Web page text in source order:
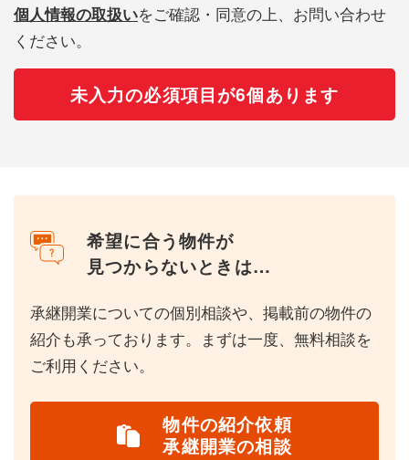
個人情報の取扱いをご確認・同意の上、お問い合わせ
ください。
未入力の必須項目が6個あります
希望に合う物件が
見つからないときは…
承継開業についての個別相談や、掲載前の物件の
紹介も承っております。まずは一度、無料相談を
ご利用ください。
物件の紹介依頼
承継開業の相談